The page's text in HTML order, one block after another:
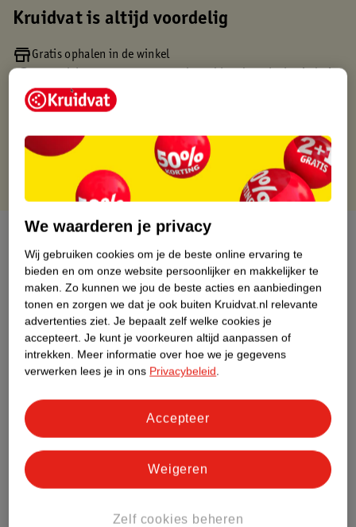
Kruidvat is altijd voordelig
Gratis ophalen in de winkel
Gratis thuisbezorgd vanaf 50.00
Gratis retourneren binnen 30 dagen
Over dit product
Productinformatie
Etiketinformatie
Nature Impact Score
Meer informatie
Bestel & Bezorginformatie
We waarderen je privacy
Wij gebruiken cookies om je de beste online ervaring te
bieden en om onze website persoonlijker en makkelijker te
maken. Zo kunnen we jou de beste acties en aanbiedingen
tonen en zorgen we dat je ook buiten Kruidvat.nl relevante
advertenties ziet. Je bepaalt zelf welke cookies je
accepteert. Je kunt je voorkeuren altijd aanpassen of
intrekken. Meer informatie over hoe we je gegevens
verwerken lees je in ons Privacybeleid.
Zelf cookies beheren
Weigeren
Accepteer